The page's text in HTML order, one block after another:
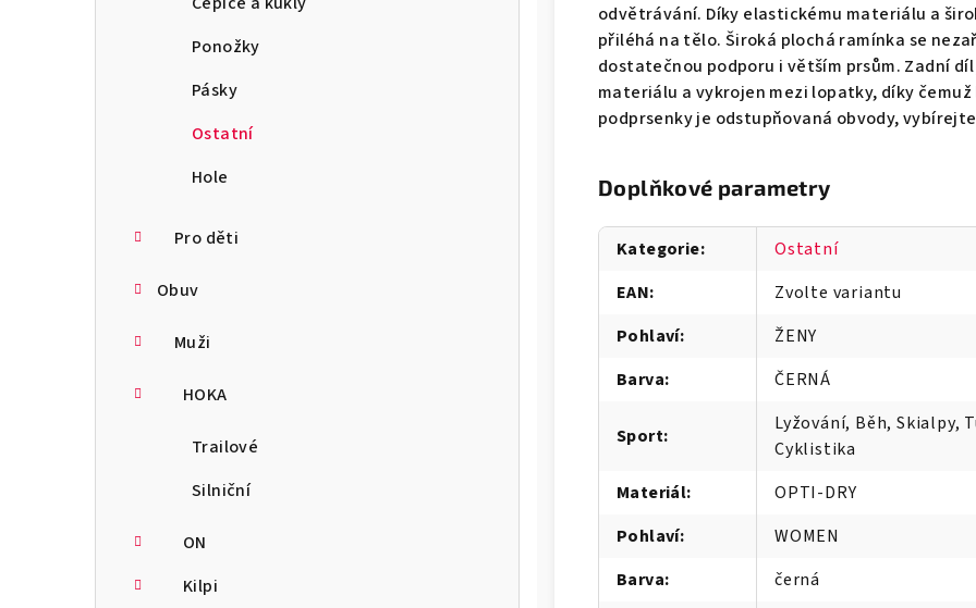
Ponožky
Pásky
Ostatní
Hole
Pro děti
Obuv
Muži
HOKA
Trailové
Silniční
ON
Kilpi
odvětrávání. Díky elastickému materiálu a
přiléhá na tělo. Široká plochá ramínka se
dostatečnou podporu i větším prsům. Zadní
materiálu a vykrojen mezi lopatky, díky
podprsenky je odstupňovaná obvody,
Doplňkové parametry
Kategorie:
Ostatní
EAN:
Zvolte variantu
Pohlaví:
ŽENY
Barva: ČERNÁ
Sport:
Lyžování, Běh, Skialpy,
Cyklistika
Materiál:
OPTI-DRY
Pohlaví:
WOMEN
Barva: černá